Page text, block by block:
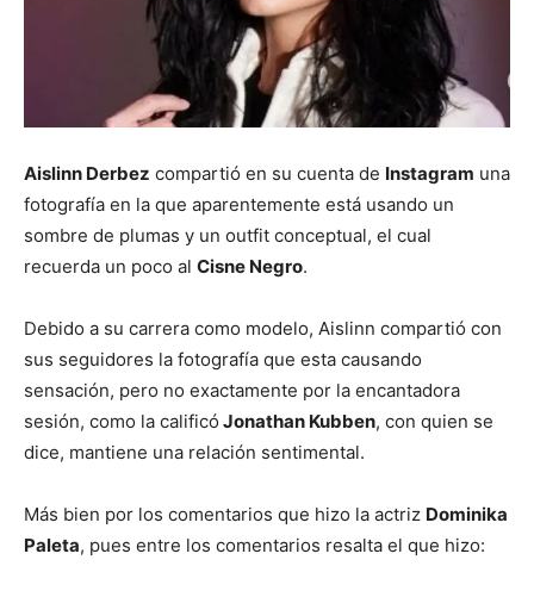
Aislinn Derbez compartió en su cuenta de Instagram una
fotografía en la que aparentemente está usando un
sombre de plumas y un outfit conceptual, el cual
recuerda un poco al Cisne Negro.
Debido a su carrera como modelo, Aislinn compartió con
sus seguidores la fotografía que esta causando
sensación, pero no exactamente por la encantadora
sesión, como la calificó Jonathan Kubben, con quien se
dice, mantiene una relación sentimental.
Más bien por los comentarios que hizo la actriz Dominika
Paleta, pues entre los comentarios resalta el que hizo: